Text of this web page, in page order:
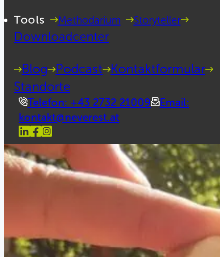
Tools Methodarium Storyteller
Downloadcenter
Blog Podcast Kontaktformular
Standorte
Telefon: +43 2732 21009
Email:
kontakt@neverest.at